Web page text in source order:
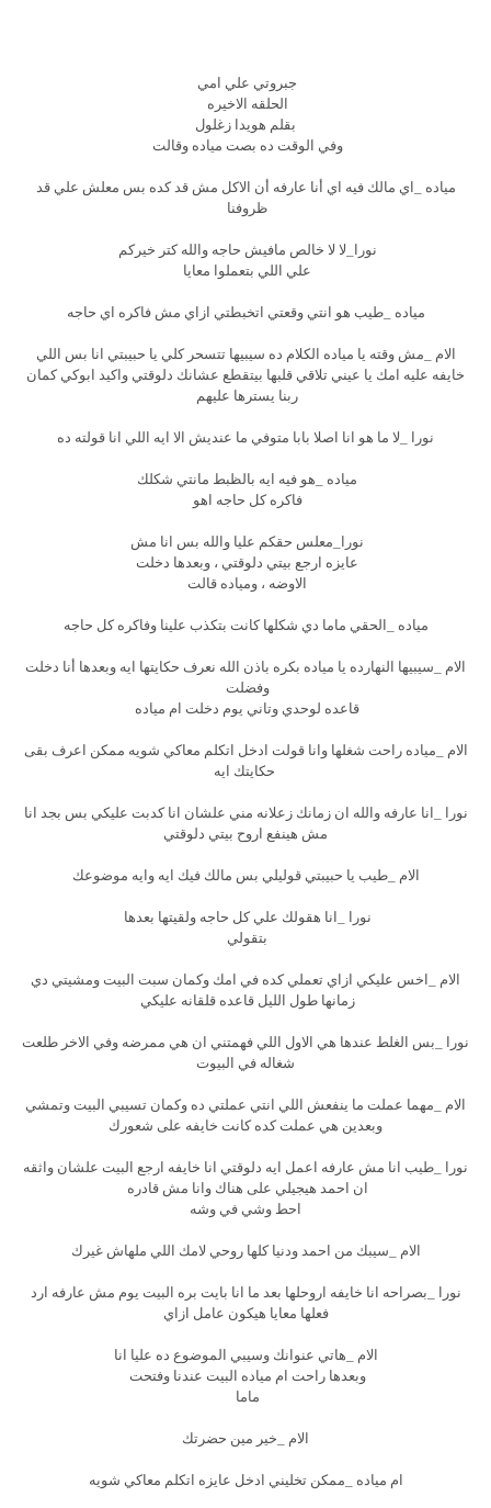
جبروتي علي امي
الحلقه الاخيره
بقلم هويدا زغلول
وفي الوقت ده بصت مياده وقالت
مياده _اي مالك فيه اي أنا عارفه أن الاكل مش قد كده بس معلش علي قد
ظروفنا
نورا_لا لا خالص مافيش حاجه والله كتر خيركم
علي اللي بتعملوا معايا
مياده _طيب هو انتي وقعتي اتخبطتي ازاي مش فاكره اي حاجه
الام _مش وقته يا مياده الكلام ده سيبيها تتسحر كلي يا حبيبتي انا بس اللي
خايفه عليه امك يا عيني تلاقي قلبها بيتقطع عشانك دلوقتي واكيد ابوكي كمان
ربنا يسترها عليهم
نورا _لا ما هو انا اصلا بابا متوفي ما عنديش الا ايه اللي انا قولته ده
مياده _هو فيه ايه بالظبط مانتي شكلك
فاكره كل حاجه اهو
نورا_معلس حقكم عليا والله بس انا مش
عايزه ارجع بيتي دلوقتي ، وبعدها دخلت
الاوضه ، ومياده قالت
مياده _الحقي ماما دي شكلها كانت بتكذب علينا وفاكره كل حاجه
الام _سيبيها النهارده يا مياده بكره باذن الله نعرف حكايتها ايه وبعدها أنا دخلت
وفضلت
قاعده لوحدي وتاني يوم دخلت ام مياده
الام _مياده راحت شغلها وانا قولت ادخل اتكلم معاكي شويه ممكن اعرف بقى
حكايتك ايه
نورا _انا عارفه والله ان زمانك زعلانه مني علشان انا كدبت عليكي بس بجد انا
مش هينفع اروح بيتي دلوقتي
الام _طيب يا حبيبتي قوليلي بس مالك فيك ايه وايه موضوعك
نورا _انا هقولك علي كل حاجه ولقيتها بعدها
بتقولي
الام _اخس عليكي ازاي تعملي كده في امك وكمان سبت البيت ومشيتي دي
زمانها طول الليل قاعده قلقانه عليكي
نورا _بس الغلط عندها هي الاول اللي فهمتني ان هي ممرضه وفي الاخر طلعت
شغاله في البيوت
الام _مهما عملت ما ينفعش اللي انتي عملتي ده وكمان تسيبي البيت وتمشي
وبعدين هي عملت كده كانت خايفه على شعورك
نورا _طيب انا مش عارفه اعمل ايه دلوقتي انا خايفه ارجع البيت علشان واثقه
ان احمد هيجيلي على هناك وانا مش قادره
احط وشي في وشه
الام _سيبك من احمد ودنيا كلها روحي لامك اللي ملهاش غيرك
نورا _بصراحه انا خايفه اروحلها بعد ما انا بايت بره البيت يوم مش عارفه ارد
فعلها معايا هيكون عامل ازاي
الام _هاتي عنوانك وسيبي الموضوع ده عليا انا
وبعدها راحت ام مياده البيت عندنا وفتحت
ماما
الام _خير مين حضرتك
ام مياده _ممكن تخليني ادخل عايزه اتكلم معاكي شويه